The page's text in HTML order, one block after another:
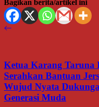
Bagikan berita/artikel ini
Ketua Karang Taruna
Serahkan Bantuan
Wujud Nyata
Generasi Muda